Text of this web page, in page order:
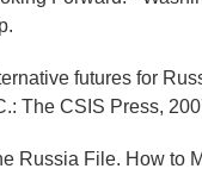
futures for
The CSIS Press,
Russia File. How to